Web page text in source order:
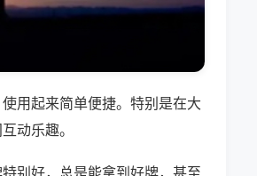
用起来简单便捷。特别是在大
动乐趣。
别好，总是能拿到好牌，甚至